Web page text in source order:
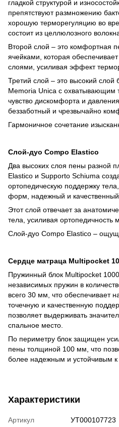
гладкой структурой и
препятствуют размножению
хорошую терморегуляцию во
состоит из целлюлозного
Второй слой – это комфортная
ячейками, которая
слоями, усиливая эффект
Третий слой – это высокий слой
Memoria Unica с охватывающим
чувство дискомфорта и
беззаботный и чрезвычайно
Гармоничное сочетание
Слой-дуо Compo Elastico
Два высоких слоя пены разной
Elastico и Supporto Schiuma
ортопедическую поддержку
форм, надежный и качественный
Этот слой отвечает за
тела, усиливая ортопедичность
Слой-дуо Compo Elastico –
Сердце матраца Multipocket
Пружинный блок Multipocket 1000
независимых пружин в
всего 30 мм, что обеспечивает
точечную и качественную
позволяет выдерживать
спальное место.
По периметру блок защищен
пены толщиной 100 мм, что
более надежным и устойчивым
Характеристики
Артикул
УТ000107723